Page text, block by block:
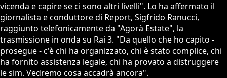
vicenda e capire se ci sono altri livelli". Lo ha affermato il
giornalista e conduttore di Report, Sigfrido Ranucci,
raggiunto telefonicamente da "Agorà Estate", la
trasmissione in onda su Rai 3. "Da quello che ho capito -
prosegue - c'è chi ha organizzato, chi è stato complice, chi
ha fornito assistenza legale, chi ha provato a distruggere
le sim. Vedremo cosa accadrà ancora".